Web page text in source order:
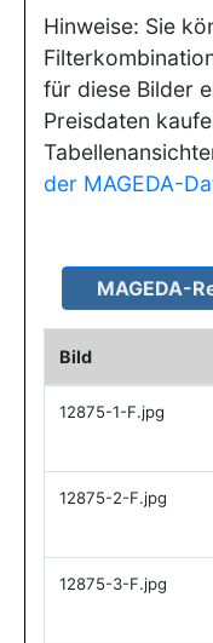
Hinweise: Sie
für diese Bilder
Preisdaten
der MAGEDA-
Bild
12875-1-F.jpg
12875-2-F.jpg
12875-3-F.jpg